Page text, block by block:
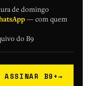
de domingo
— com quem
do B9
ASSINAR B9+→